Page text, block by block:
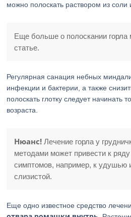
можно полоскать раствором из соли
Еще больше о полоскании горла
статье.
Регулярная санация небных
инфекции и бактерии, а также
полоскать глотку следует начинать
возраста.
Нюанс! Лечение горла у
методами может привести к
симптомов, например, к удушью
слизистой.
Еще одно известное средство